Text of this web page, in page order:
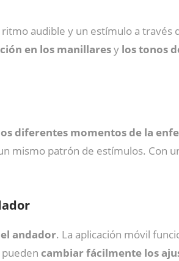
audible y un estímulo a través
en los manillaresy los tonos
diferentes momentos de la
mismo patrón de estímulos. Con
andador. La aplicación móvil
cambiar fácilmente los